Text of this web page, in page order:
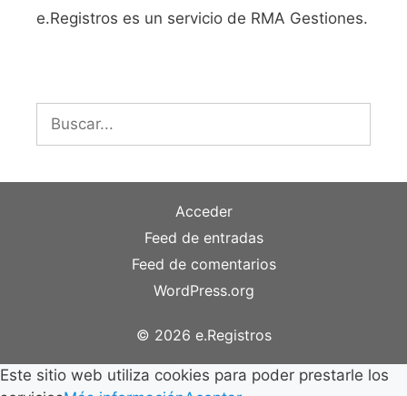
e.Registros es un servicio de RMA Gestiones.
Acceder
Feed de entradas
Feed de comentarios
WordPress.org
© 2026 e.Registros
Este sitio web utiliza cookies para poder prestarle los